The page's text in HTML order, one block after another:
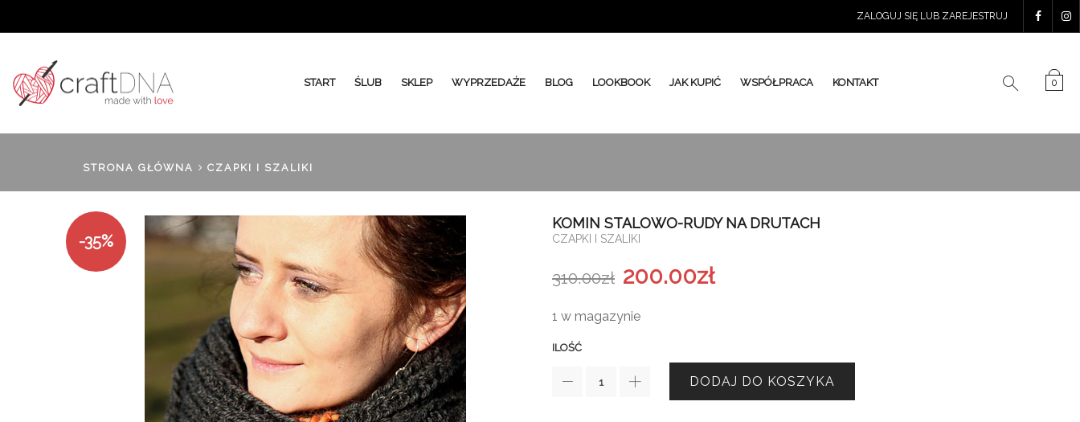
ZALOGUJ SIĘ LUB ZAREJESTRUJ
START ŚLUB SKLEP WYPRZEDAŻE BLOG LOOKBOOK JAK KUPIĆ WSPÓŁPRACA KONTAKT 0
STRONA GŁÓWNA CZAPKI I SZALIKI
-35%
KOMIN STALOWO-RUDY NA DRUTACH
CZAPKI I SZALIKI
310.00zł 200.00zł
1 w magazynie
ILOŚĆ
DODAJ DO KOSZYKA